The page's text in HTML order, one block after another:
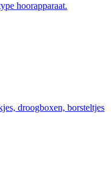
hoorapparaat.
droogboxen, borsteltjes